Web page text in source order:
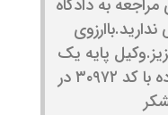
به دادگاه
پایه یک
بهاره توکلی پور در زمینه خانواده با کد ۳۰۹۷۲ در